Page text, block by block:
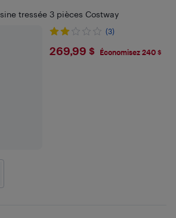
tressée 3 pièces Costway
(3)
$269.99
269,99 $ Économisez 240 $